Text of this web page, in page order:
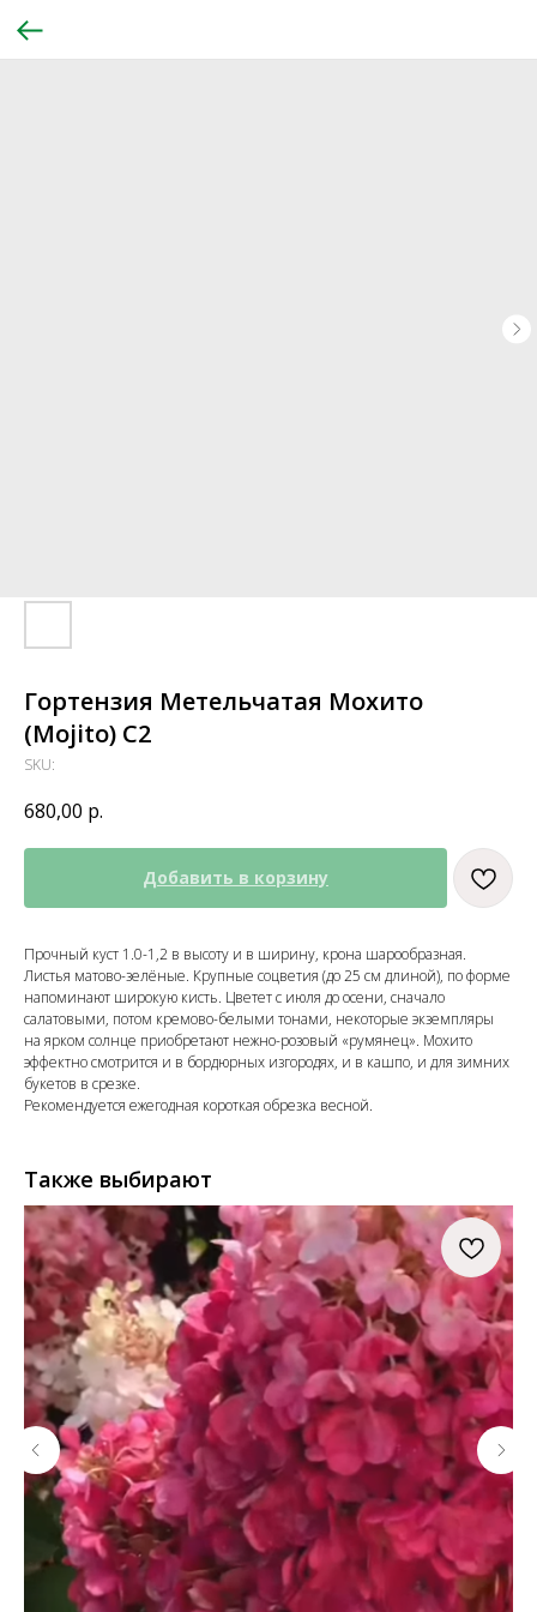
Гортензия Метельчатая Мохито
(Mojito) С2
SKU:
680,00 р.
Добавить в корзину
Прочный куст 1.0-1,2 в высоту и в ширину, крона шарообразная.
Листья матово-зелёные. Крупные соцветия (до 25 см длиной), по форме
напоминают широкую кисть. Цветет с июля до осени, сначало
салатовыми, потом кремово-белыми тонами, некоторые экземпляры
на ярком солнце приобретают нежно-розовый «румянец». Мохито
эффектно смотрится и в бордюрных изгородях, и в кашпо, и для зимних
букетов в срезке.
Рекомендуется ежегодная короткая обрезка весной.
Также выбирают